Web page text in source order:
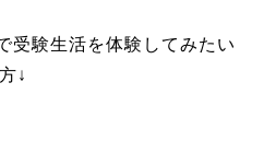
受験生活を体験してみたい
方↓